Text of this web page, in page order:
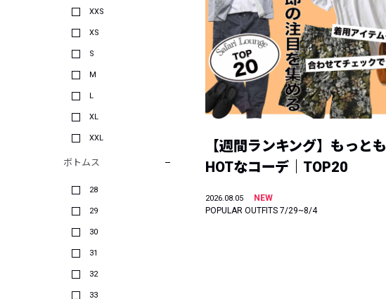
XXS
XS
S
M
L
XL
XXL
ボトムス
28
29
30
31
32
33
【週間ランキング】もっとも
HOTなコーデ｜TOP20
2026.08.05
NEW
POPULAR OUTFITS 7/29~8/4